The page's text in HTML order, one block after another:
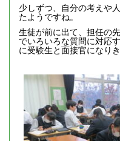
少しずつ、自分の考えや
たようですね。
生徒が前に出て、担任の
でいろいろな質問に対応
に受験生と面接官になり